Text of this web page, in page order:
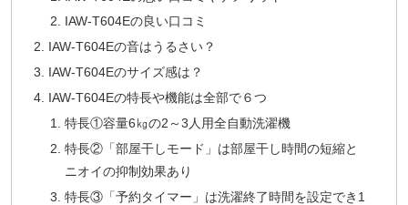
IAW-T604Eの良い口コミ
IAW-T604Eの音はうるさい？
IAW-T604Eのサイズ感は？
IAW-T604Eの特長や機能は全部で６つ
特長①容量6㎏の2～3人用全自動洗濯機
特長②「部屋干しモード」は部屋干し時間の短縮と
ニオイの抑制効果あり
特長③「予約タイマー」は洗濯終了時間を設定でき1